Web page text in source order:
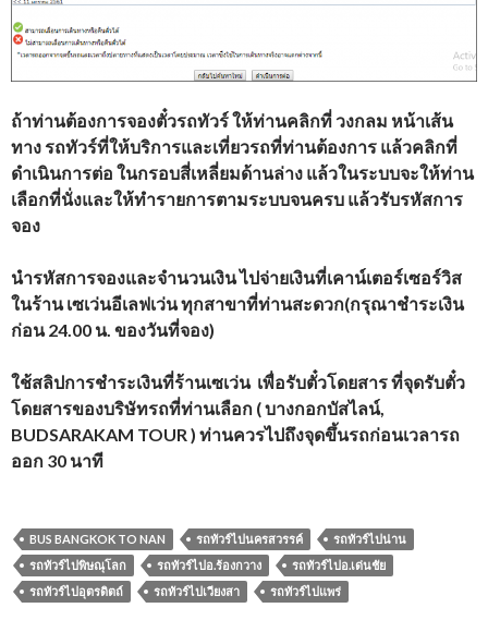
ถ้าท่านต้องการจองตั๋วรถทัวร์ ให้ท่านคลิกที่ วงกลม หน้าเส้น
ทาง รถทัวร์ที่ให้บริการและเที่ยวรถที่ท่านต้องการ แล้วคลิกที่
ดำเนินการต่อ ในกรอบสี่เหลี่ยมด้านล่าง แล้วในระบบจะให้ท่าน
เลือกที่นั่งและให้ทำรายการตามระบบจนครบ แล้วรับรหัสการ
จอง
นำรหัสการจองและจำนวนเงิน ไปจ่ายเงินที่เคาน์เตอร์เซอร์วิส
ในร้าน เซเว่นอีเลฟเว่น ทุกสาขาที่ท่านสะดวก(กรุณาชำระเงิน
ก่อน 24.00 น. ของวันที่จอง)
ใช้สลิปการชำระเงินที่ร้านเซเว่น เพื่อรับตั๋วโดยสาร ที่จุดรับตั๋ว
โดยสารของบริษัทรถที่ท่านเลือก ( บางกอกบัสไลน์,
BUDSARAKAM TOUR ) ท่านควรไปถึงจุดขึ้นรถก่อนเวลารถ
ออก 30 นาที
BUS BANGKOK TO NAN รถทัวร์ไปนครสวรรค์
รถทัวร์ไปน่าน
รถทัวร์ไปพิษณุโลก
รถทัวร์ไปอ.ร้องกวาง
รถทัวร์ไปอ.เด่นชัย
รถทัวร์ไปอุตรดิตถ์
รถทัวร์ไปเวียงสา รถทัวร์ไปแพร่